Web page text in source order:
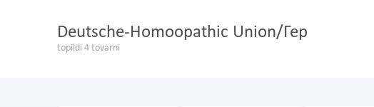
Deutsche-Homoopathic Union/Гер
topildi 4 tovarni